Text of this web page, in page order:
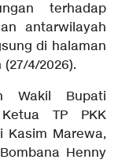
terhadap
antarwilayah
di halaman
4/2026).
Wakil Bupati
TP PKK
Kasim Marewa,
Henny